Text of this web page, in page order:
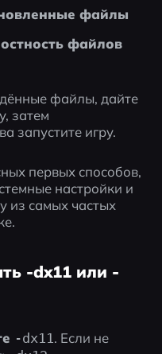
файлы
файлов
файлы, дайте
затем
запустите игру.
первых способов,
настройки и
из самых частых
-dx11 или -
-dx11. Если не